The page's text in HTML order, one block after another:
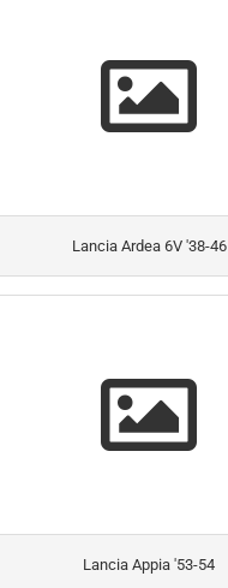
Lancia Ardea 6V '38-46
Lancia Appia '53-54